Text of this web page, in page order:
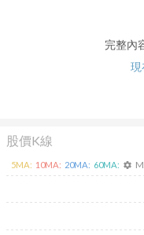
完整內
現
股價K線
5MA: 10MA: 20MA: 60MA: settings